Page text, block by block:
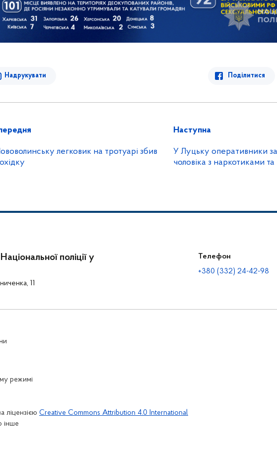
Надрукувати Поділитися
легковик на тротуарі збив
Наступна
У Луцьку оперативники
чоловіка з наркотиками
поліції у
11
Телефон
+380 (332) 24-42-98
режимі
ліцензією Creative Commons Attribution 4.0 International
інше